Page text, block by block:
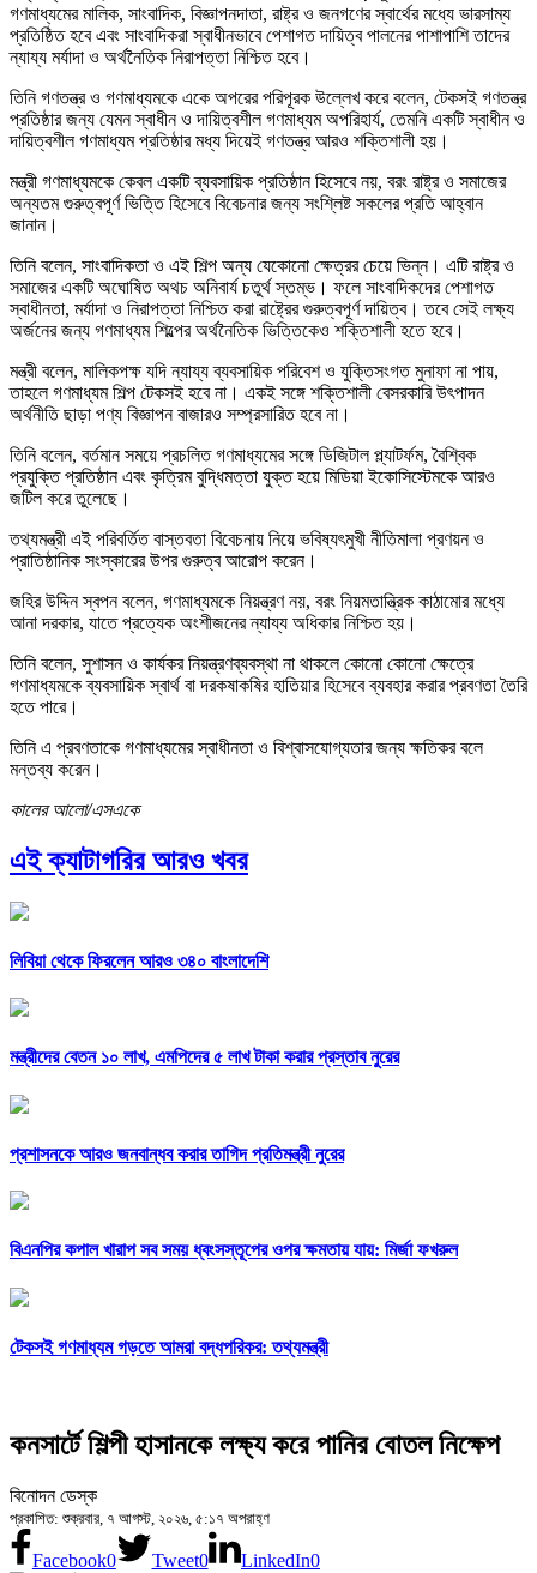
গণমাধ্যমের মালিক, সাংবাদিক, বিজ্ঞাপনদাতা, রাষ্ট্র ও জনগণের স্বার্থের মধ্যে ভারসাম্য
প্রতিষ্ঠিত হবে এবং সাংবাদিকরা স্বাধীনভাবে পেশাগত দায়িত্ব পালনের পাশাপাশি তাদের
ন্যায্য মর্যাদা ও অর্থনৈতিক নিরাপত্তা নিশ্চিত হবে।
তিনি গণতন্ত্র ও গণমাধ্যমকে একে অপরের পরিপূরক উল্লেখ করে বলেন, টেকসই গণতন্ত্র
প্রতিষ্ঠার জন্য যেমন স্বাধীন ও দায়িত্বশীল গণমাধ্যম অপরিহার্য, তেমনি একটি স্বাধীন ও
দায়িত্বশীল গণমাধ্যম প্রতিষ্ঠার মধ্য দিয়েই গণতন্ত্র আরও শক্তিশালী হয়।
মন্ত্রী গণমাধ্যমকে কেবল একটি ব্যবসায়িক প্রতিষ্ঠান হিসেবে নয়, বরং রাষ্ট্র ও সমাজের
অন্যতম গুরুত্বপূর্ণ ভিত্তি হিসেবে বিবেচনার জন্য সংশ্লিষ্ট সকলের প্রতি আহ্বান
জানান।
তিনি বলেন, সাংবাদিকতা ও এই শিল্প অন্য যেকোনো ক্ষেত্রর চেয়ে ভিন্ন। এটি রাষ্ট্র ও
সমাজের একটি অঘোষিত অথচ অনিবার্য চতুর্থ স্তম্ভ। ফলে সাংবাদিকদের পেশাগত
স্বাধীনতা, মর্যাদা ও নিরাপত্তা নিশ্চিত করা রাষ্ট্রের গুরুত্বপূর্ণ দায়িত্ব। তবে সেই লক্ষ্য
অর্জনের জন্য গণমাধ্যম শিল্পের অর্থনৈতিক ভিত্তিকেও শক্তিশালী হতে হবে।
মন্ত্রী বলেন, মালিকপক্ষ যদি ন্যায্য ব্যবসায়িক পরিবেশ ও যুক্তিসংগত মুনাফা না পায়,
তাহলে গণমাধ্যম শিল্প টেকসই হবে না। একই সঙ্গে শক্তিশালী বেসরকারি উৎপাদন
অর্থনীতি ছাড়া পণ্য বিজ্ঞাপন বাজারও সম্প্রসারিত হবে না।
তিনি বলেন, বর্তমান সময়ে প্রচলিত গণমাধ্যমের সঙ্গে ডিজিটাল প্ল্যাটর্ফম, বৈশ্বিক
প্রযুক্তি প্রতিষ্ঠান এবং কৃত্রিম বুদ্ধিমত্তা যুক্ত হয়ে মিডিয়া ইকোসিস্টেমকে আরও
জটিল করে তুলেছে।
তথ্যমন্ত্রী এই পরিবর্তিত বাস্তবতা বিবেচনায় নিয়ে ভবিষ্যৎমুখী নীতিমালা প্রণয়ন ও
প্রাতিষ্ঠানিক সংস্কারের উপর গুরুত্ব আরোপ করেন।
জহির উদ্দিন স্বপন বলেন, গণমাধ্যমকে নিয়ন্ত্রণ নয়, বরং নিয়মতান্ত্রিক কাঠামোর মধ্যে
আনা দরকার, যাতে প্রত্যেক অংশীজনের ন্যায্য অধিকার নিশ্চিত হয়।
তিনি বলেন, সুশাসন ও কার্যকর নিয়ন্ত্রণব্যবস্থা না থাকলে কোনো কোনো ক্ষেত্রে
গণমাধ্যমকে ব্যবসায়িক স্বার্থ বা দরকষাকষির হাতিয়ার হিসেবে ব্যবহার করার প্রবণতা তৈরি
হতে পারে।
তিনি এ প্রবণতাকে গণমাধ্যমের স্বাধীনতা ও বিশ্বাসযোগ্যতার জন্য ক্ষতিকর বলে
মন্তব্য করেন।
কালের আলো/এসএকে
এই ক্যাটাগরির আরও খবর
লিবিয়া থেকে ফিরলেন আরও ৩৪০ বাংলাদেশি
মন্ত্রীদের বেতন ১০ লাখ, এমপিদের ৫ লাখ টাকা করার প্রস্তাব নুরের
প্রশাসনকে আরও জনবান্ধব করার তাগিদ প্রতিমন্ত্রী নুরের
বিএনপির কপাল খারাপ সব সময় ধ্বংসস্তূপের ওপর ক্ষমতায় যায়: মির্জা ফখরুল
টেকসই গণমাধ্যম গড়তে আমরা বদ্ধপরিকর: তথ্যমন্ত্রী
কনসার্টে শিল্পী হাসানকে লক্ষ্য করে পানির বোতল নিক্ষেপ
বিনোদন ডেস্ক
প্রকাশিত: শুক্রবার, ৭ আগস্ট, ২০২৬, ৫:১৭ অপরাহ্ণ
Facebook0 Tweet0 LinkedIn0